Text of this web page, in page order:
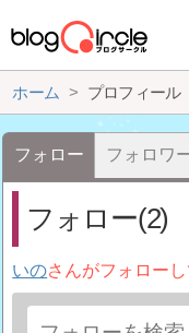
ホーム プロフィール
フォロー フォロワ
フォロー(2)
いのさんがフォロー